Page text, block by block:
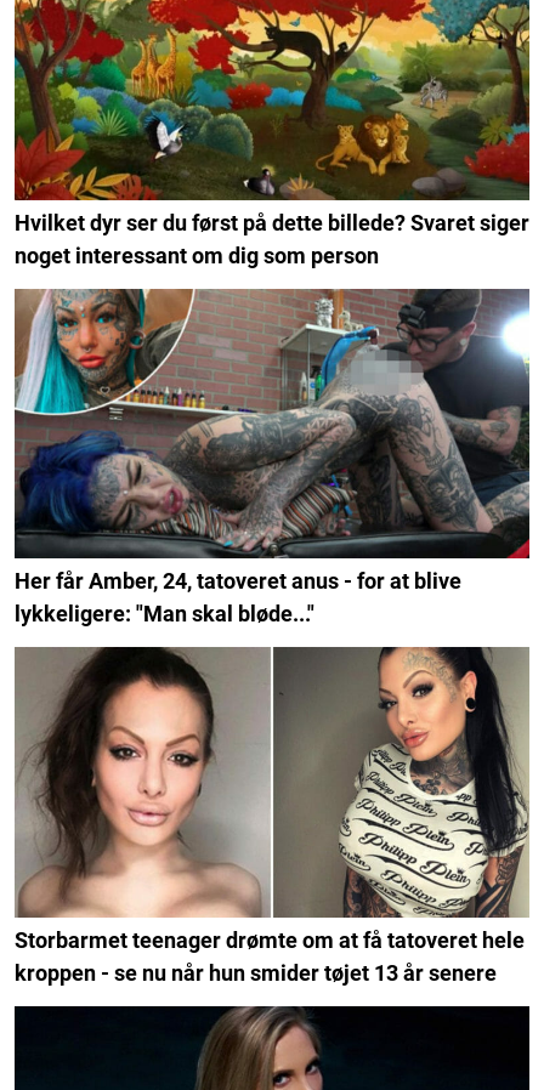
Hvilket dyr ser du først på dette billede? Svaret siger
noget interessant om dig som person
Her får Amber, 24, tatoveret anus - for at blive
lykkeligere: "Man skal bløde..."
Storbarmet teenager drømte om at få tatoveret hele
kroppen - se nu når hun smider tøjet 13 år senere